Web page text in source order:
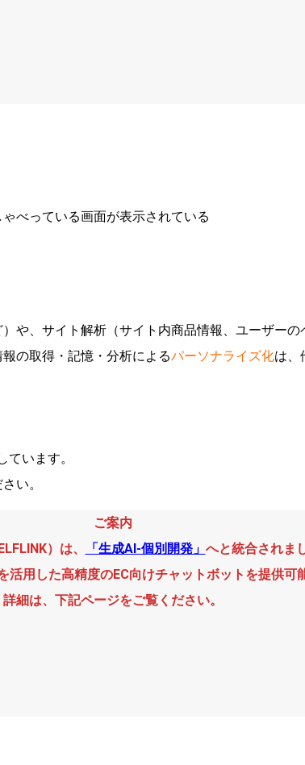
や、サイト解析（サイト内商品情報、ユーザー
の取得・記憶・分析によるパーソナライズ化は、
ています。
い。
ご案内
）は、
「生成AI-個別開発」 へと統合されま
活用した高精度のEC向けチャットボットを提供可
詳細は、下記ページをご覧ください。